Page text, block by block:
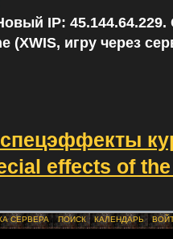
IP: 45.144.64.229.
(XWIS, игру через
effects of
СЕРВЕРА ПОИСК КАЛЕНДАРЬ